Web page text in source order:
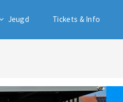
Jeugd Tickets & Info